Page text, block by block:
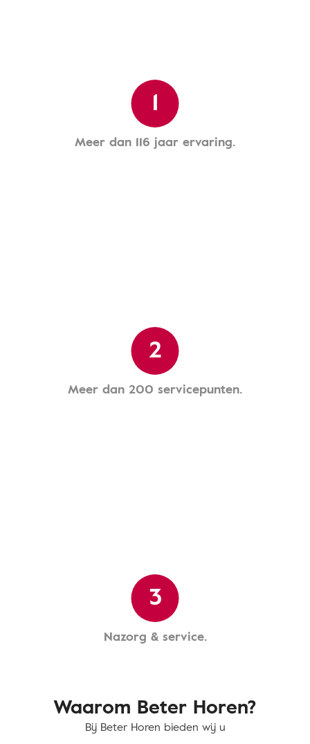
1
Meer dan 116 jaar ervaring.
2
Meer dan 200 servicepunten.
3
Nazorg & service.
Waarom Beter Horen?
Bij Beter Horen bieden wij u